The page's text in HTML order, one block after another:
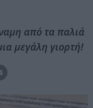
από τα παλιά
μεγάλη γιορτή!